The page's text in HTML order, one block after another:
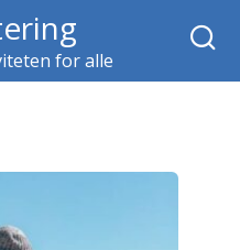
for alle